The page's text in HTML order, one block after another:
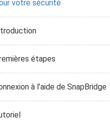
votre sécurité
étapes
à l’aide de SnapBridge